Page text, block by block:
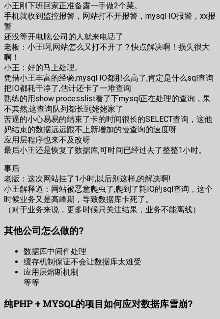
小王刚下班回家正准备露一手做2个菜。
手机就收到监控报警，网站打不开报警，mysql IO报警，xx报
警
还没等开电脑,公司的人就来电话了
老板：小王啊,网站怎么又打不开了？快点解决啊！损失很大
啊！
小王：好的马上处理。
凭借小王丰富的经验,mysql IO都那么高了,肯定是什么sql查询
把IO都耗干净了,估计还卡了一堆查询
熟练的用show processlist看了下mysql正在处理的查询，果
不其然,这查询队列都长到姥姥家了
苦逼的小心易易的结束了卡的时间很长的SELECT查询，这他
妈结束的数据远远跟不上新增加的慢查询的速度呀
应用层程序也来不及改呀
最后小王还是恢复了数据库,可时间已经过去了整整1小时。
事后
老版：这次网站挂了1小时,以后别这样,的解决啊!
小王解释道：网站被恶意爬虫了,爬到了耗IO的sql查询，这个
时候业务又是高峰期，导致数据库卡死了。
（对于业务来说，更多时候只关注结果，业务不能离线）
其他公司怎么做的?
数据库中间件处理
缓存机制保证不会让数据库太难受
应用层熔断机制
等等
纯PHP + MYSQL的项目如何应对数据库雪崩?